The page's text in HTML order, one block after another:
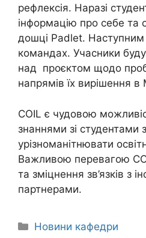
рефлексія. Наразі
інформацію про себе та
дошці Padlet.
командах. Учасники
над проєктом щодо
напрямів їх вирішення в
COIL є чудовою
знаннями зі студентами
урізноманітнювати
Важливою перевагою
та зміцнення зв’язків з
партнерами.
Новини кафедри